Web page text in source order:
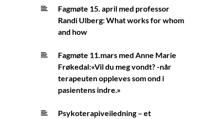
Fagmøte 15. april med professor
Randi Ulberg: What works for whom
and how
Fagmøte 11.mars med Anne Marie
Frøkedal:«Vil du meg vondt? -når
terapeuten oppleves som ond i
pasientens indre.»
Psykoterapiveiledning – et